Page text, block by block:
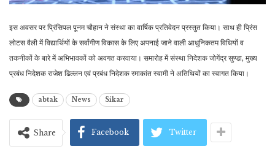
इस अवसर पर प्रिंसिपल पूनम चौहान ने संस्था का वार्षिक प्रतिवेदन प्रस्तुत किया। साथ ही प्रिंस
लोटस वैली में विद्यार्थियों के सर्वांगीण विकास के लिए अपनाई जाने वाली आधुनिकतम विधियों व
तकनीकों के बारे में अभिभावकों को अवगत करवाया। समारोह में संस्था निदेशक जोगेंद्र सुण्डा, मुख्य
प्रबंध निदेशक राजेश ढिल्लन एवं प्रबंध निदेशक रमाकांत स्वामी ने अतिथियों का स्वागत किया।
abtak News Sikar
Share Facebook Twitter